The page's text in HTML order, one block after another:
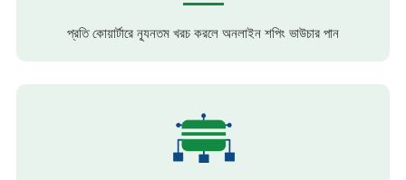
প্রতি কোয়ার্টারে ন্যূনতম খরচ করলে অনলাইন শপিং ভাউচার পান